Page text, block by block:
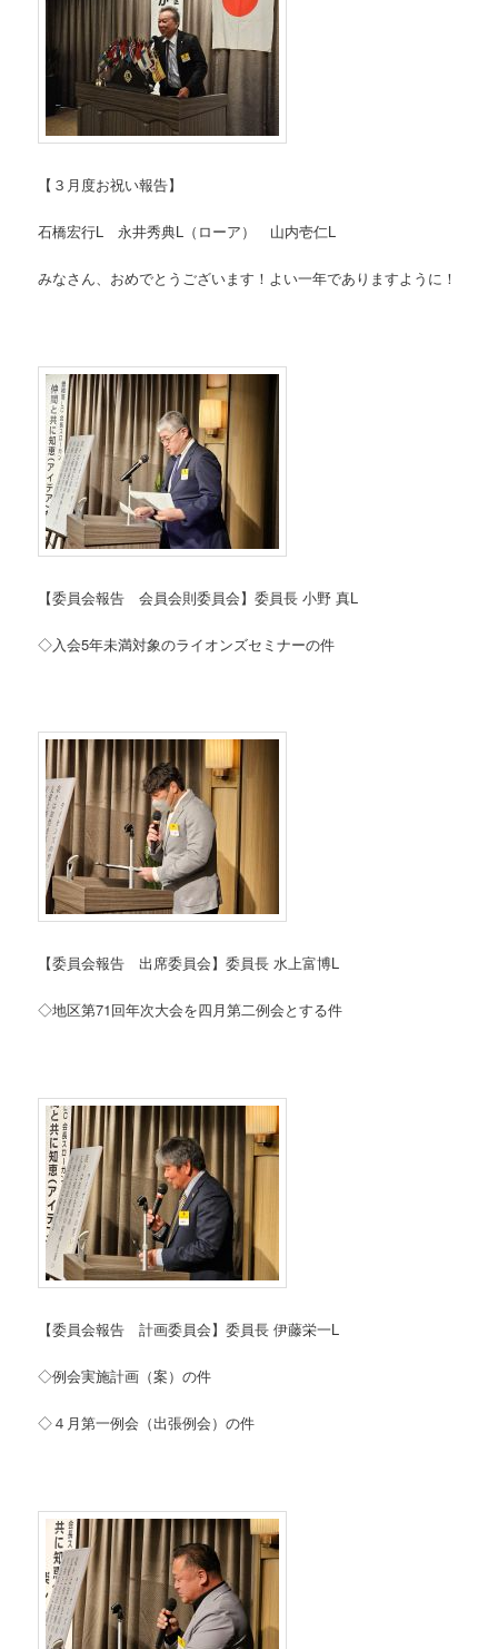
【３月度お祝い報告】
石橋宏行L 永井秀典L（ローア） 山内壱仁L
みなさん、おめでとうございます！よい一年でありますように！
【委員会報告 会員会則委員会】委員長 小野 真L
◇入会5年未満対象のライオンズセミナーの件
【委員会報告 出席委員会】委員長 水上富博L
◇地区第71回年次大会を四月第二例会とする件
【委員会報告 計画委員会】委員長 伊藤栄一L
◇例会実施計画（案）の件
◇４月第一例会（出張例会）の件